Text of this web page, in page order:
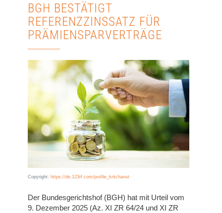
BGH BESTÄTIGT
REFERENZZINSSATZ FÜR
PRÄMIENSPARVERTRÄGE
Copyright: https://de.123rf.com/profile_kritchanut
Der Bundesgerichtshof (BGH) hat mit Urteil vom
9. Dezember 2025 (Az. XI ZR 64/24 und XI ZR